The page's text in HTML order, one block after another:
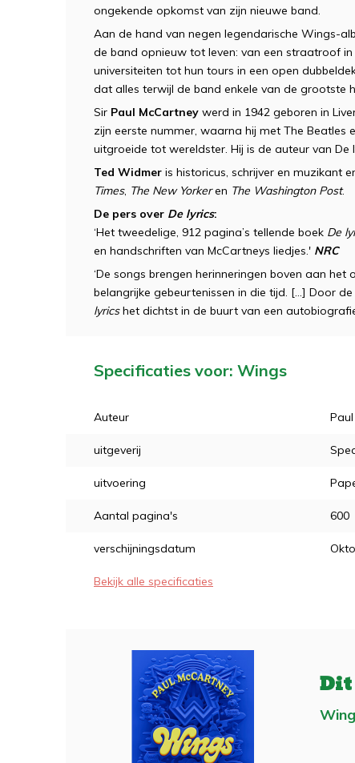
ongekende opkomst van zijn nieuwe band.
Aan de hand van negen legendarische Wings-
de band opnieuw tot leven: van een straatroof
universiteiten tot hun tours in een open
dat alles terwijl de band enkele van de grootste
Sir Paul McCartney werd in 1942 geboren in
zijn eerste nummer, waarna hij met The
uitgroeide tot wereldster. Hij is de auteur van De
Ted Widmer is historicus, schrijver en muzikant
Times, The New Yorkeren The Washington Post.
De pers over De lyrics:
‘Het tweedelige, 912 pagina’s tellende boek De
en handschriften van McCartneys liedjes.' NRC
‘De songs brengen herinneringen boven aan
belangrijke gebeurtenissen in die tijd. [...] Door
lyricshet dichtst in de buurt van een
Specificaties voor: Wings
Auteur
uitgeverij
uitvoering
Aantal pagina's 600
verschijningsdatum
Bekijk alle specificaties